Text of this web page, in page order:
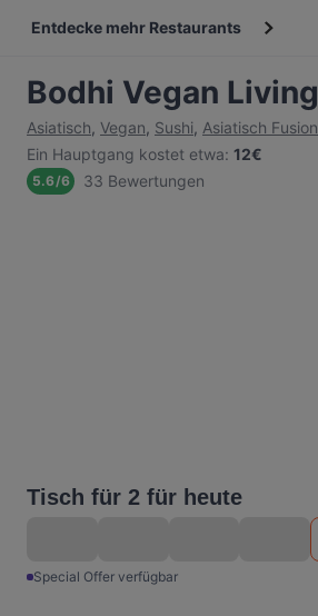
Entdecke mehr Restaurants
Bodhi Vegan Living
Asiatisch, Vegan, Sushi, Asiatisch Fusion
Ein Hauptgang kostet etwa: 12€
5.6/6 33 Bewertungen
Tisch für 2 für heute
Special Offer verfügbar